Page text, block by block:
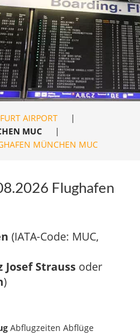
AIRPORT
|
MUC
|
MÜNCHEN MUC
Flughafen
(IATA-Code: MUC,
Josef Strauss oder
)
Abflugzeiten Abflüge